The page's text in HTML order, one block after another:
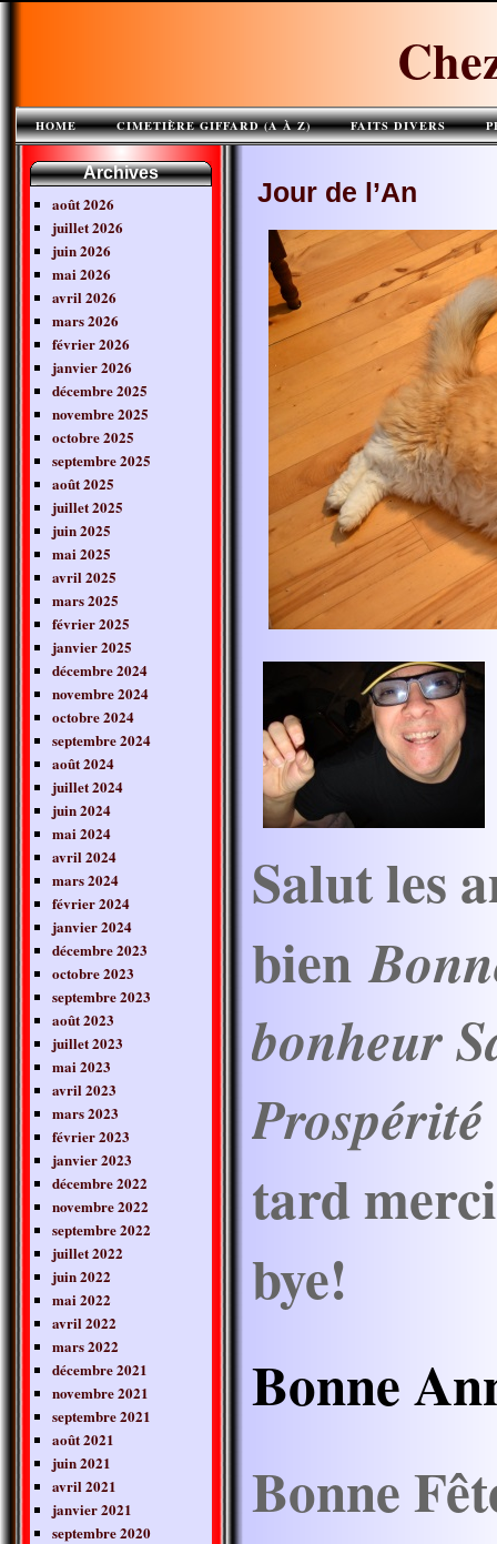
HOME CIMETIÈRE GIFFARD (A À Z) FAITS DIVERS
Archives
août 2026
juillet 2026
juin 2026
mai 2026
avril 2026
mars 2026
février 2026
janvier 2026
décembre 2025
novembre 2025
octobre 2025
septembre 2025
août 2025
juillet 2025
juin 2025
mai 2025
avril 2025
mars 2025
février 2025
janvier 2025
décembre 2024
novembre 2024
octobre 2024
septembre 2024
août 2024
juillet 2024
juin 2024
mai 2024
avril 2024
mars 2024
février 2024
janvier 2024
décembre 2023
octobre 2023
septembre 2023
août 2023
juillet 2023
mai 2023
avril 2023
mars 2023
février 2023
janvier 2023
décembre 2022
novembre 2022
septembre 2022
juillet 2022
juin 2022
mai 2022
avril 2022
mars 2022
décembre 2021
novembre 2021
septembre 2021
août 2021
juin 2021
avril 2021
janvier 2021
septembre 2020
Jour de l’An
Salut les
bien
bonheur
Prospérité
tard
bye!
Bonne
Bonne